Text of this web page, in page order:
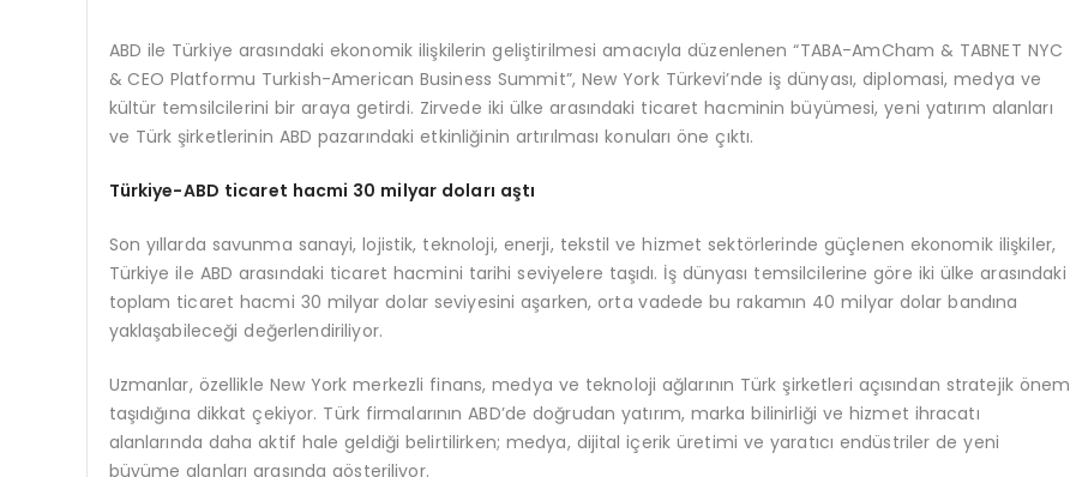
ABD ile Türkiye arasındaki ekonomik ilişkilerin geliştirilmesi amacıyla düzenlenen “TABA-AmCham & TABNET NYC
& CEO Platformu Turkish-American Business Summit”, New York Türkevi’nde iş dünyası, diplomasi, medya ve
kültür temsilcilerini bir araya getirdi. Zirvede iki ülke arasındaki ticaret hacminin büyümesi, yeni yatırım alanları
ve Türk şirketlerinin ABD pazarındaki etkinliğinin artırılması konuları öne çıktı.
Türkiye-ABD ticaret hacmi 30 milyar doları aştı
Son yıllarda savunma sanayi, lojistik, teknoloji, enerji, tekstil ve hizmet sektörlerinde güçlenen ekonomik ilişkiler,
Türkiye ile ABD arasındaki ticaret hacmini tarihi seviyelere taşıdı. İş dünyası temsilcilerine göre iki ülke arasındaki
toplam ticaret hacmi 30 milyar dolar seviyesini aşarken, orta vadede bu rakamın 40 milyar dolar bandına
yaklaşabileceği değerlendiriliyor.
Uzmanlar, özellikle New York merkezli finans, medya ve teknoloji ağlarının Türk şirketleri açısından stratejik önem
taşıdığına dikkat çekiyor. Türk firmalarının ABD’de doğrudan yatırım, marka bilinirliği ve hizmet ihracatı
alanlarında daha aktif hale geldiği belirtilirken; medya, dijital içerik üretimi ve yaratıcı endüstriler de yeni
büyüme alanları arasında gösteriliyor.